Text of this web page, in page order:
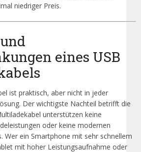
niedriger Preis.
eines USB
ist praktisch, aber nicht in jeder
Der wichtigste Nachteil betrifft die
unterstützen keine
oder keine modernen
Wer ein Smartphone mit sehr schnellem
mit hoher Leistungsaufnahme oder